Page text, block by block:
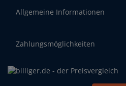
Allgemeine Informationen
Zahlungsmöglichkeiten